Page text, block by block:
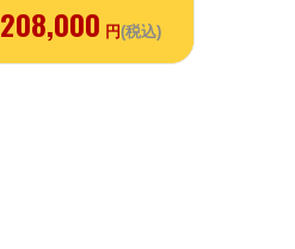
208,000 円(税込)